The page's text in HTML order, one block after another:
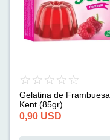
Gelatina de Frambuesa
Kent (85gr)
0,90 USD